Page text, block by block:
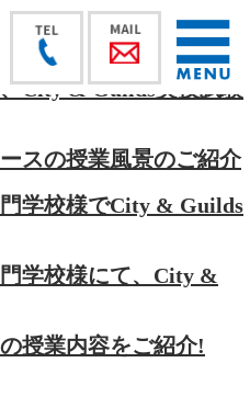
City & Guilds実技試験
スの授業風景のご紹介
学校様でCity & Guilds
学校様にて、City &
授業内容をご紹介!